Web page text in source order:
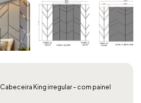
Cabeceira King irregular - com painel